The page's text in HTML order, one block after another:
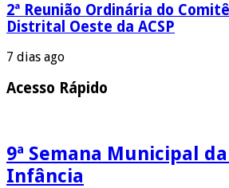
2ª Reunião Ordinária do
Distrital Oeste da ACSP
7 dias ago
Acesso Rápido
9ª Semana Municipal
Infância